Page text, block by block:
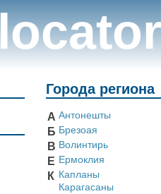
Города региона
А Антонешты
Б Брезоая
В Волинтирь
Е Ермоклия
К Капланы
Карагасаны